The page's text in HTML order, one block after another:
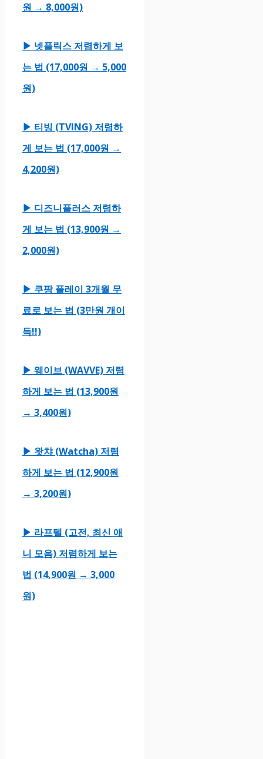
원 → 8,000원)
▶ 넷플릭스 저렴하게 보
는 법 (17,000원 → 5,000
원)
▶ 티빙 (TVING) 저렴하
게 보는 법 (17,000원 →
4,200원)
▶ 디즈니플러스 저렴하
게 보는 법 (13,900원 →
2,000원)
▶ 쿠팡 플레이 3개월 무
료로 보는 법 (3만원 개이
득!!)
▶ 웨이브 (WAVVE) 저렴
하게 보는 법 (13,900원
→ 3,400원)
▶ 왓챠 (Watcha) 저렴
하게 보는 법 (12,900원
→ 3,200원)
▶ 라프텔 (고전, 최신 애
니 모음) 저렴하게 보는
법 (14,900원 → 3,000
원)